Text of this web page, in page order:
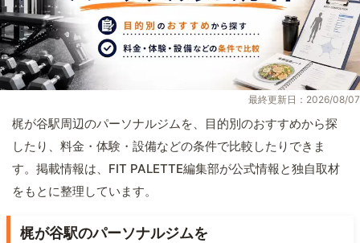
最終更新日：2026/08/07
梶が谷駅周辺のパーソナルジムを、目的別のおすすめから探
したり、料金・体験・設備などの条件で比較したりできま
す。掲載情報は、FIT PALETTE編集部が公式情報と独自取材
をもとに整理しています。
梶が谷駅のパーソナルジムを